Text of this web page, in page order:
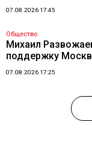
07.08.2026 17:45
Общество
Михаил
поддержку
07.08.2026 17:25